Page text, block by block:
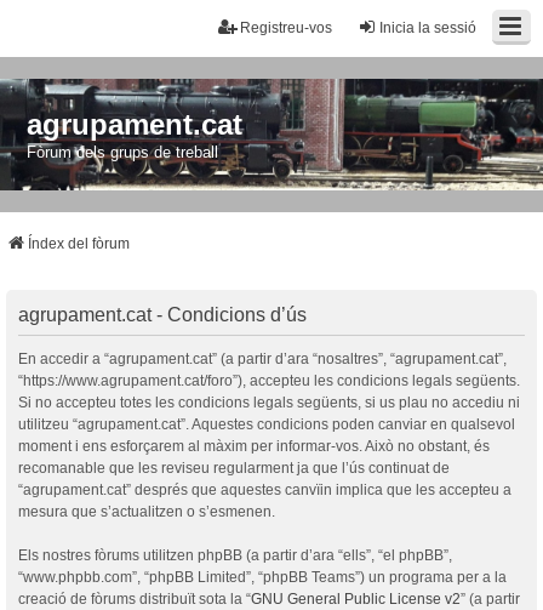
Inicia la sessió
Registreu-vos
agrupament.cat
Fòrum dels grups de treball
Índex del fòrum
agrupament.cat - Condicions d’ús
En accedir a “agrupament.cat” (a partir d’ara “nosaltres”, “agrupament.cat”,
“https://www.agrupament.cat/foro”), accepteu les condicions legals següents.
Si no accepteu totes les condicions legals següents, si us plau no accediu ni
utilitzeu “agrupament.cat”. Aquestes condicions poden canviar en qualsevol
moment i ens esforçarem al màxim per informar-vos. Això no obstant, és
recomanable que les reviseu regularment ja que l’ús continuat de
“agrupament.cat” després que aquestes canvïin implica que les accepteu a
mesura que s’actualitzen o s’esmenen.
Els nostres fòrums utilitzen phpBB (a partir d’ara “ells”, “el phpBB”,
“www.phpbb.com”, “phpBB Limited”, “phpBB Teams”) un programa per a la
creació de fòrums distribuït sota la “GNU General Public License v2” (a partir